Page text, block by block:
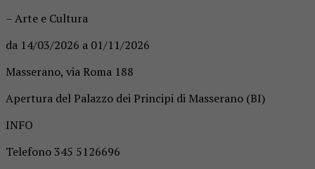
– Arte e Cultura
da 14/03/2026 a 01/11/2026
Masserano, via Roma 188
Apertura del Palazzo dei Principi di Masserano (BI)
INFO
Telefono 345 5126696